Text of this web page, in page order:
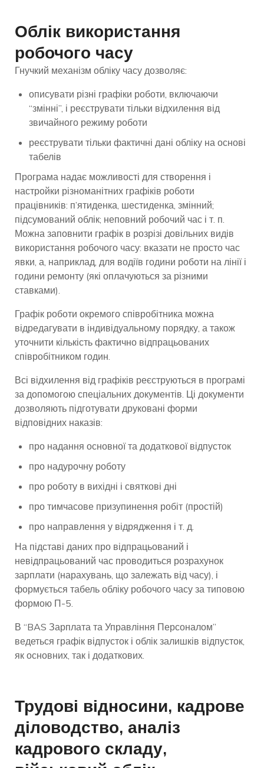
Облік використання
робочого часу
Гнучкий механізм обліку часу дозволяє:
описувати різні графіки роботи, включаючи
“змінні”, і реєструвати тільки відхилення від
звичайного режиму роботи
реєструвати тільки фактичні дані обліку на основі
табелів
Програма надає можливості для створення і
настройки різноманітних графіків роботи
працівників: п’ятиденка, шестиденка, змінний;
підсумований облік; неповний робочий час і т. п.
Можна заповнити графік в розрізі довільних видів
використання робочого часу: вказати не просто час
явки, а, наприклад, для водіїв години роботи на лінії і
години ремонту (які оплачуються за різними
ставками).
Графік роботи окремого співробітника можна
відредагувати в індивідуальному порядку, а також
уточнити кількість фактично відпрацьованих
співробітником годин.
Всі відхилення від графіків реєструються в програмі
за допомогою спеціальних документів. Ці документи
дозволяють підготувати друковані форми
відповідних наказів:
про надання основної та додаткової відпусток
про надурочну роботу
про роботу в вихідні і святкові дні
про тимчасове призупинення робіт (простій)
про направлення у відрядження і т. д.
На підставі даних про відпрацьований і
невідпрацьований час проводиться розрахунок
зарплати (нарахувань, що залежать від часу), і
формується табель обліку робочого часу за типовою
формою П-5.
В “BAS Зарплата та Управління Персоналом”
ведеться графік відпусток і облік залишків відпусток,
як основних, так і додаткових.
Трудові відносини, кадрове
діловодство, аналіз
кадрового складу,